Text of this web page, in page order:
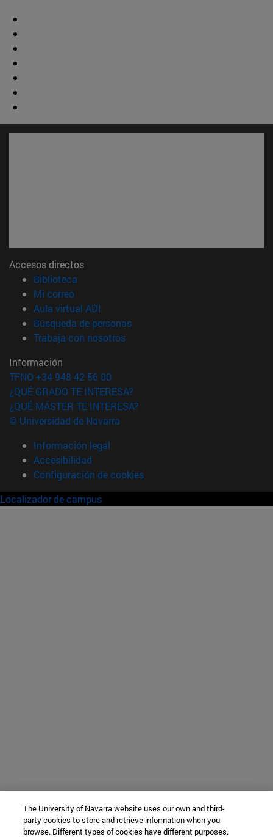
Accesos directos
Biblioteca
Mi correo(abre en nueva ventana)
Aula virtual ADI
Búsqueda de personas(abre en nueva ventana)
Trabaja con nosotros(abre en nueva ventana)
Información
TFNO +34 948 42 56 00
¿QUÉ GRADO TE INTERESA?
¿QUÉ MÁSTER TE INTERESA?
© Universidad de Navarra
Información legal
Accesibilidad
Configuración de cookies
Localizador de campus
The University of Navarra website uses our own and third-
party cookies to store and retrieve information when you
browse. Different types of cookies have different purposes.